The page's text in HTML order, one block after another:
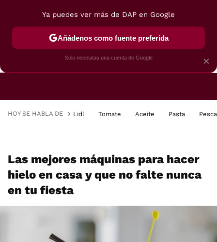
FREIDORAS DE AIRE GUÍAS DE
HOY SE HABLA DE Lidl Tomate Aceite Pasta
Las mejores máquinas para hacer
hielo en casa y que no falte nunca
en tu fiesta
×
Ya puedes ver más de DAP en Google
Añádenos como fuente preferida
Solo necesitas una cuenta de Google